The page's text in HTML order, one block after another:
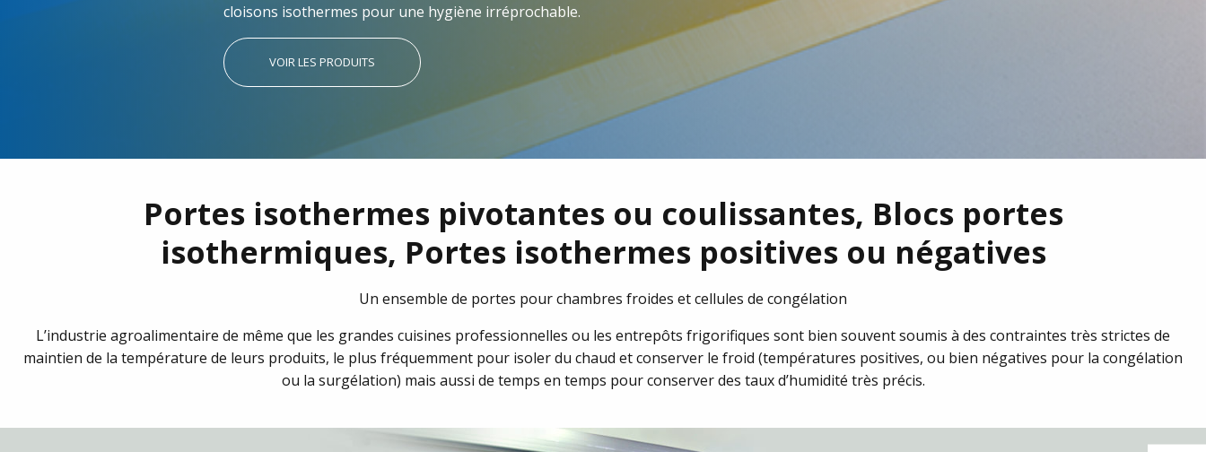
cloisons isothermes pour une hygiène irréprochable.
VOIR LES PRODUITS
Portes isothermes pivotantes ou coulissantes, Blocs portes
isothermiques, Portes isothermes positives ou négatives
Un ensemble de portes pour chambres froides et cellules de congélation
L’industrie agroalimentaire de même que les grandes cuisines professionnelles ou les entrepôts frigorifiques sont bien souvent soumis à des contraintes très strictes de
maintien de la température de leurs produits, le plus fréquemment pour isoler du chaud et conserver le froid (températures positives, ou bien négatives pour la congélation
ou la surgélation) mais aussi de temps en temps pour conserver des taux d’humidité très précis.